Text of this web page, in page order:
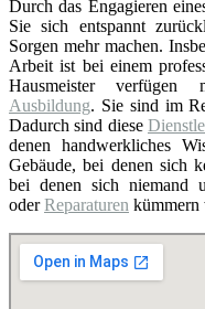
Durch das Engagieren
Sie sich entspannt
Sorgen mehr machen.
Arbeit ist bei einem
Hausmeister verfügen
Ausbildung. Sie sind im
Dadurch sind diese
denen handwerkliches
Gebäude, bei denen sich
bei denen sich niemand
oderReparaturen